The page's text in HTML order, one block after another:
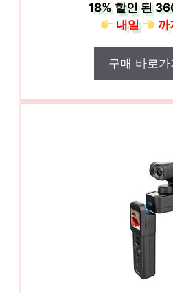
18%할인 된
내일
까
구매 바로가